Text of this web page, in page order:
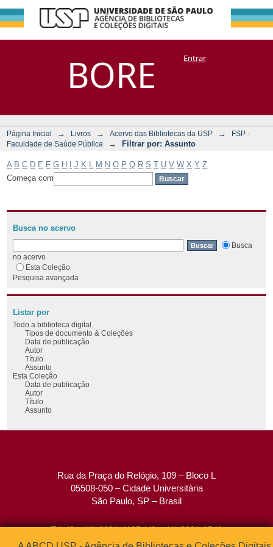
BORE
Filtrar por:
Assunto
DSpace/Manakin + CoriscoEntrar
Página Inicial → Livros → Acervo das Bibliotecas da USP →
FSP -
Faculdade de Saúde Pública
→ Filtrar por: Assunto
A B C D E F G H J K M N O P Q R S T U V W X Y Z
Começa com
Busca no acervo
Busca
no acervo
Esta Coleção
Pesquisa avançada
Listar por
Todo a biblioteca digital
Tipos de documento & Coleções
Data de publicação
Autor
Título
Assunto
Esta Coleção
Data de publicação
Autor
Título
Assunto
Rua da Praça do Relógio, 109 – Bloco L
05508-050 – Cidade Universitária
São Paulo, SP – Brasil
Tel: (0xx11) 3091-4195 / (0xx11) 3091-1541
Fax: (0xx11) 3091-1567